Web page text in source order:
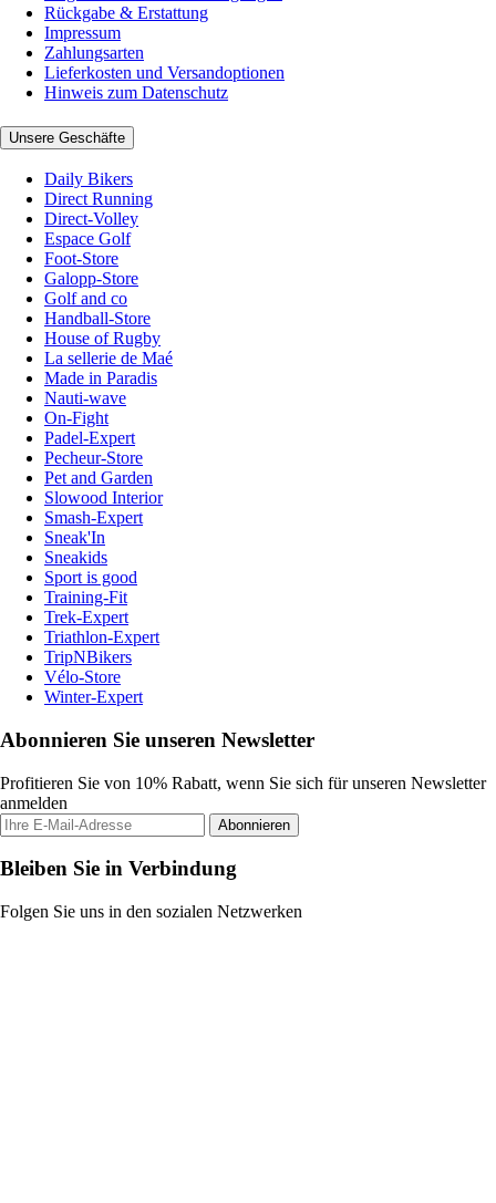
Rückgabe & Erstattung
Impressum
Zahlungsarten
Lieferkosten und Versandoptionen
Hinweis zum Datenschutz
Unsere Geschäfte
Daily Bikers
Direct Running
Direct-Volley
Espace Golf
Foot-Store
Galopp-Store
Golf and co
Handball-Store
House of Rugby
La sellerie de Maé
Made in Paradis
Nauti-wave
On-Fight
Padel-Expert
Pecheur-Store
Pet and Garden
Slowood Interior
Smash-Expert
Sneak'In
Sneakids
Sport is good
Training-Fit
Trek-Expert
Triathlon-Expert
TripNBikers
Vélo-Store
Winter-Expert
Abonnieren Sie unseren Newsletter
Profitieren Sie von 10% Rabatt, wenn Sie sich für unseren Newsletter
anmelden
Abonnieren
Bleiben Sie in Verbindung
Folgen Sie uns in den sozialen Netzwerken